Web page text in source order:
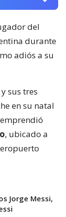
del
durante
adiós a su
sus tres
en su natal
, ubicado a
Jorge Messi,